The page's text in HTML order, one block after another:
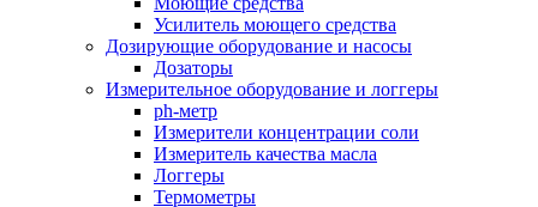
Усилитель моющего средства
Дозирующие оборудование и насосы
Дозаторы
Измерительное оборудование и логгеры
ph-метр
Измерители концентрации соли
Измеритель качества масла
Логгеры
Термометры